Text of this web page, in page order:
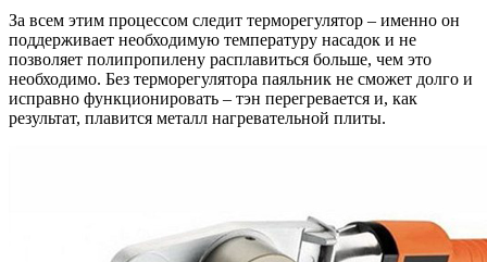
За всем этим процессом следит терморегулятор – именно он
поддерживает необходимую температуру насадок и не
позволяет полипропилену расплавиться больше, чем это
необходимо. Без терморегулятора паяльник не сможет долго и
исправно функционировать – тэн перегревается и, как
результат, плавится металл нагревательной плиты.